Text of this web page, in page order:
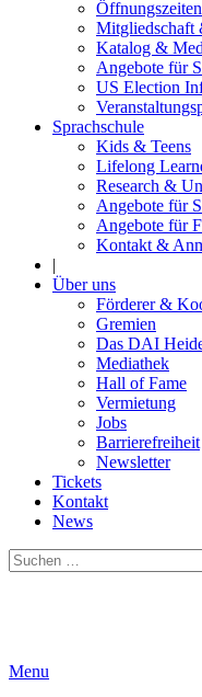
Mitgliedschaft
Katalog &
Angebote für
US Election
Sprachschule
Kids & Teens
Lifelong
Research &
Angebote für
Angebote für
Kontakt &
|
Über uns
Förderer &
Gremien
Das DAI
Mediathek
Hall of Fame
Vermietung
Jobs
Barrierefreiheit
Newsletter
Tickets
Kontakt
News
Suchen
nach:
Menu